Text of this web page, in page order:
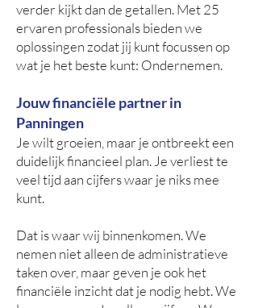
verder kijkt dan de getallen. Met 25
ervaren professionals bieden we
oplossingen zodat jij kunt focussen op
wat je het beste kunt: Ondernemen.
Jouw financiële partner in
Panningen
Je wilt groeien, maar je ontbreekt een
duidelijk financieel plan. Je verliest te
veel tijd aan cijfers waar je niks mee
kunt.
Dat is waar wij binnenkomen. We
nemen niet alleen de administratieve
taken over, maar geven je ook het
financiële inzicht dat je nodig hebt. We